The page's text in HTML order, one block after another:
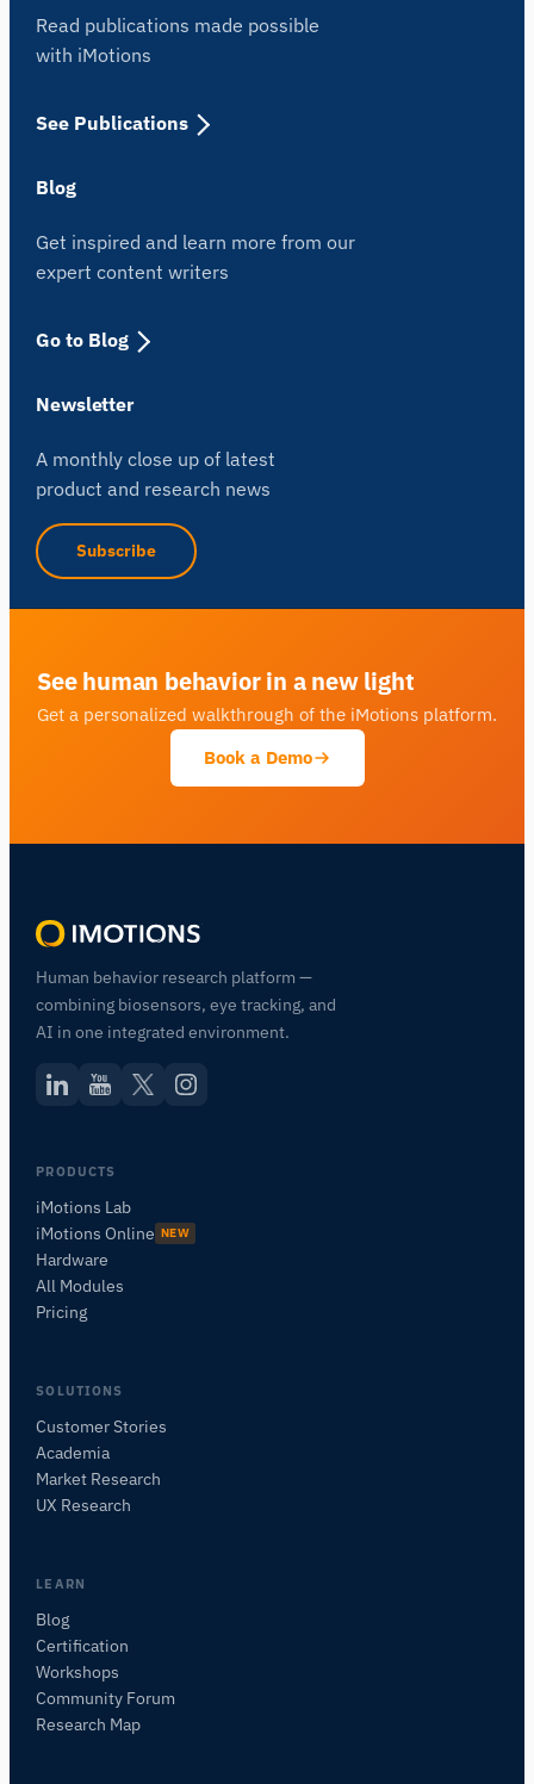
Read publications made possible
with iMotions
See Publications
Blog
Get inspired and learn more from our
expert content writers
Go to Blog
Newsletter
A monthly close up of latest
product and research news
Subscribe
See human behavior in a new light
Get a personalized walkthrough of the iMotions platform.
Book a Demo
Human behavior research platform —
combining biosensors, eye tracking, and
AI in one integrated environment.
PRODUCTS
iMotions Lab
iMotions Online NEW
Hardware
All Modules
Pricing
SOLUTIONS
Customer Stories
Academia
Market Research
UX Research
LEARN
Blog
Certification
Workshops
Community Forum
Research Map
Posez des questions sur les méthodes de
POSER UNE QUESTION SUR CETTE PAGE
Expliquer ce capteur